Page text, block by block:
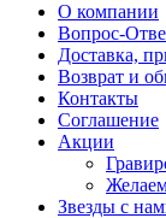
О компании
Вопрос-
Доставка,
Возврат и
Контакты
Соглашение
Акции
Звезды с